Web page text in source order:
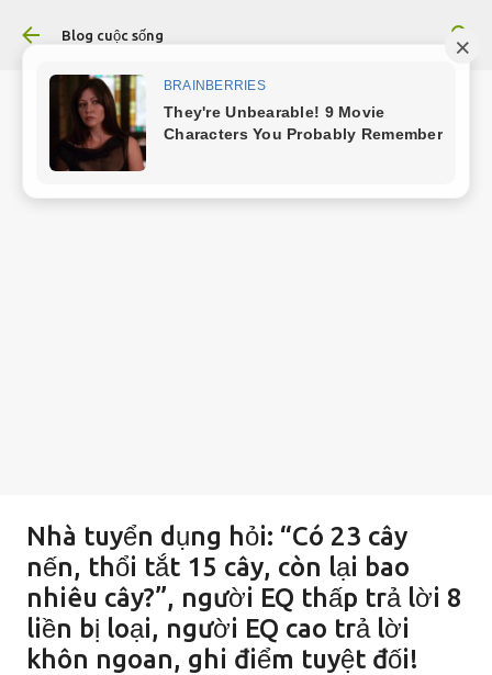
Chuyển đến nội dung chính
Blog cuộc sống
Nhà tuyển dụng hỏi: “Có 23 cây
nến, thổi tắt 15 cây, còn lại bao
nhiêu cây?”, người EQ thấp trả lời 8
liền bị loại, người EQ cao trả lời
khôn ngoan, ghi điểm tuyệt đối!